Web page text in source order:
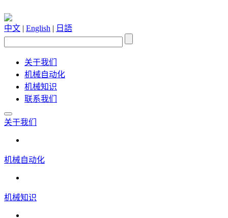
中文 | English | 日語
关于我们
机械自动化
机械知识
联系我们
关于我们
机械自动化
机械知识